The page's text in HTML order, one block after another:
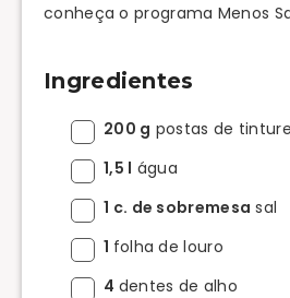
conheça o programa Menos
Ingredientes
200 g postas de
1,5 l água
1 c. de sobremesa sal
1 folha de louro
4 dentes de alho